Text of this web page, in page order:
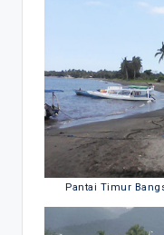
Pantai Timur